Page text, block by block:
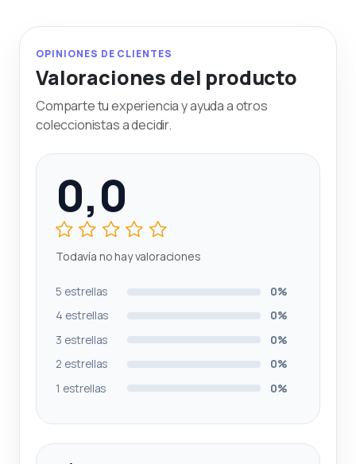
OPINIONES DE CLIENTES
Valoraciones del producto
Comparte tu experiencia y ayuda a otros
coleccionistas a decidir.
0,0
Todavía no hay valoraciones
5 estrellas
0%
4 estrellas
0%
3 estrellas
0%
2 estrellas
0%
1 estrellas
0%